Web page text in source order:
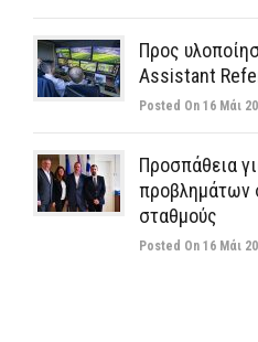
Προς
Assistant
Posted On 16 Μάι
Προσπάθεια
προβλημάτων
σταθμούς
Posted On 16 Μάι